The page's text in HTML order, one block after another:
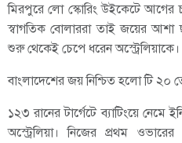
মিরপুরে লো স্কোরিং উইকেটে আগের
স্বাগতিক বোলাররা তাই জয়ের আশা
শুরু থেকেই চেপে ধরেন অস্ট্রেলিয়াকে।
বাংলাদেশের জয় নিশ্চিত হলো টি
১২৩ রানের টার্গেটে ব্যাটিংয়ে নেমে
অস্ট্রেলিয়া। নিজের প্রথম